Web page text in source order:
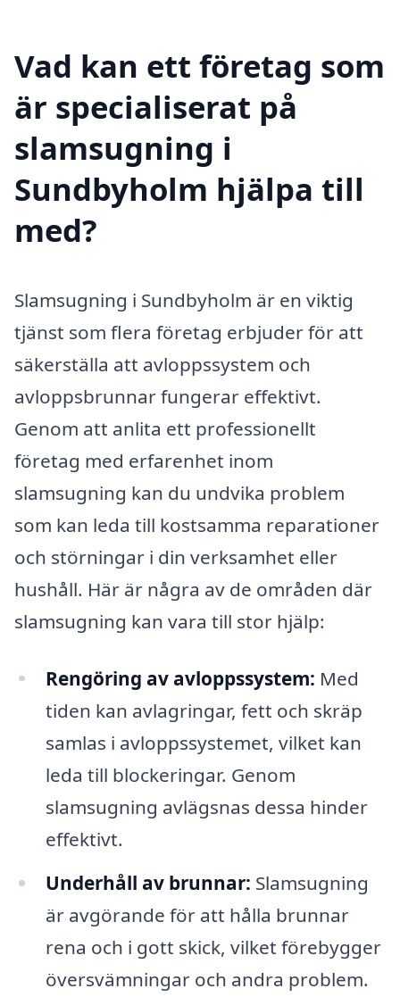
Vad kan ett företag som
är specialiserat på
slamsugning i
Sundbyholm hjälpa till
med?
Slamsugning i Sundbyholm är en viktig
tjänst som flera företag erbjuder för att
säkerställa att avloppssystem och
avloppsbrunnar fungerar effektivt.
Genom att anlita ett professionellt
företag med erfarenhet inom
slamsugning kan du undvika problem
som kan leda till kostsamma reparationer
och störningar i din verksamhet eller
hushåll. Här är några av de områden där
slamsugning kan vara till stor hjälp:
Rengöring av avloppssystem: Med
tiden kan avlagringar, fett och skräp
samlas i avloppssystemet, vilket kan
leda till blockeringar. Genom
slamsugning avlägsnas dessa hinder
effektivt.
Underhåll av brunnar: Slamsugning
är avgörande för att hålla brunnar
rena och i gott skick, vilket förebygger
översvämningar och andra problem.